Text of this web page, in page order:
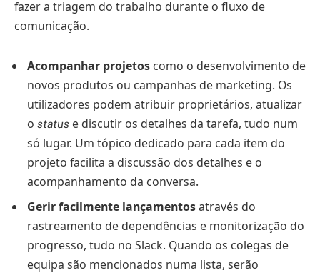
fazer a triagem do trabalho durante o fluxo de
comunicação.
Acompanhar projetos como o desenvolvimento de
novos produtos ou campanhas de marketing. Os
utilizadores podem atribuir proprietários, atualizar
o status e discutir os detalhes da tarefa, tudo num
só lugar. Um tópico dedicado para cada item do
projeto facilita a discussão dos detalhes e o
acompanhamento da conversa.
Gerir facilmente lançamentosatravés do
rastreamento de dependências e monitorização do
progresso, tudo no Slack. Quando os colegas de
equipa são mencionados numa lista, serão